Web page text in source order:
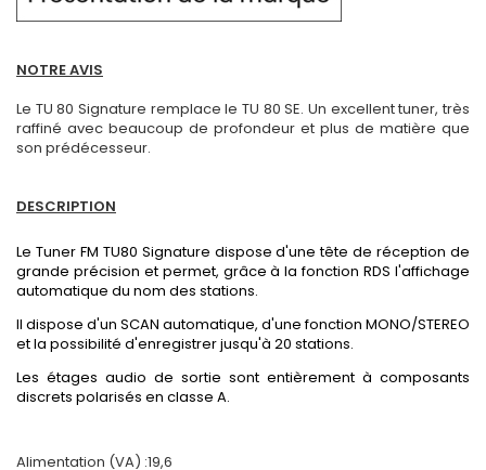
NOTRE AVIS
Le TU 80 Signature remplace le TU 80 SE. Un excellent tuner, très
raffiné avec beaucoup de profondeur et plus de matière que
son prédécesseur.
DESCRIPTION
Le Tuner FM TU80 Signature dispose d'une tête de réception de
grande précision et permet, grâce à la fonction RDS l'affichage
automatique du nom des stations.
Il dispose d'un SCAN automatique, d'une fonction MONO/STEREO
et la possibilité d'enregistrer jusqu'à 20 stations.
Les étages audio de sortie sont entièrement à composants
discrets polarisés en classe A.
Alimentation (VA) :19,6